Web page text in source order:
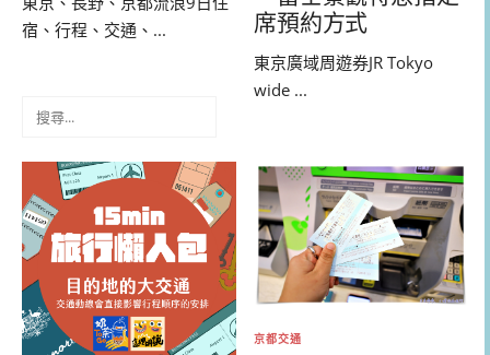
宿、行程、交通、...
席預約方式
東京廣域周遊券JR Tokyo
wide ...
京都交通
字: